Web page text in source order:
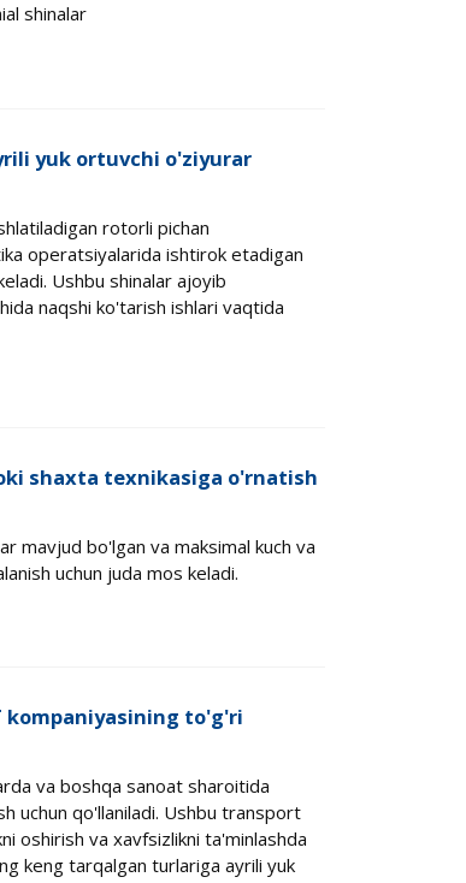
shinalar
yuk ortuvchi o'ziyurar
rotorli pichan
operatsiyalarida ishtirok etadigan
Ushbu shinalar ajoyib
naqshi ko'tarish ishlari vaqtida
shaxta texnikasiga o'rnatish
mavjud bo'lgan va maksimal kuch va
uchun juda mos keladi.
kompaniyasining to'g'ri
va boshqa sanoat sharoitida
uchun qo'llaniladi. Ushbu transport
oshirish va xavfsizlikni ta'minlashda
keng tarqalgan turlariga ayrili yuk